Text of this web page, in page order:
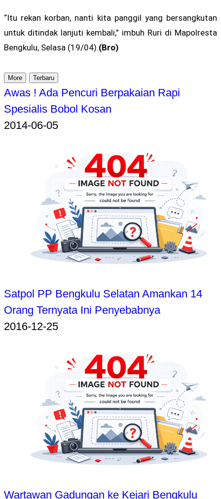
“Itu rekan korban, nanti kita panggil yang bersangkutan
untuk ditindak lanjuti kembali,” imbuh Ruri di Mapolresta
Bengkulu, Selasa (19/04).(Bro)
More Terbaru
Awas ! Ada Pencuri Berpakaian Rapi
Spesialis Bobol Kosan
2014-06-05
Satpol PP Bengkulu Selatan Amankan 14
Orang Ternyata Ini Penyebabnya
2016-12-25
Wartawan Gadungan ke Kejari Bengkulu